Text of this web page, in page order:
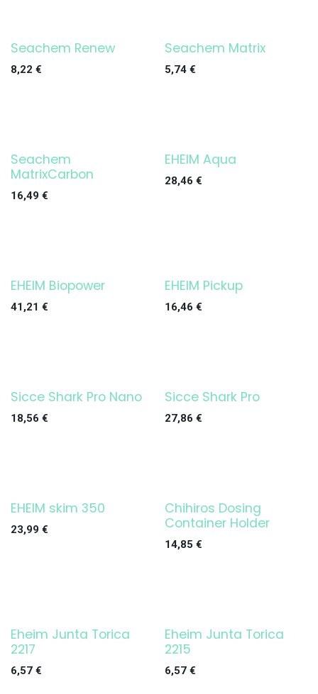
Seachem Renew
8,22 €
Seachem Matrix
5,74€
Seachem
MatrixCarbon
16,49 €
¡OFERTA!
EHEIM Aqua
28,46 €
¡OFERTA!
EHEIM Biopower
41,21 € ¡OFERTA!
EHEIM Pickup
16,46 €
¡OFERTA!
Sicce Shark Pro Nano
18,56 € ¡OFERTA!
Sicce Shark Pro
27,86 €
¡OFERTA!
EHEIM skim 350
23,99 € ¡OFERTA!
Chihiros Dosing
Container Holder
14,85 €
Eheim Junta Torica
2217
6,57 €
Eheim Junta Torica
2215
6,57€